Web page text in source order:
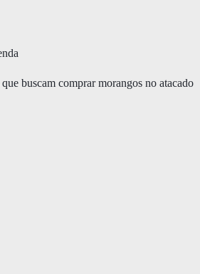
buscam comprar morangos no atacado